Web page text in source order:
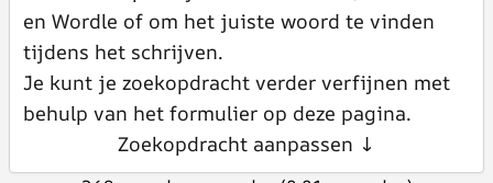
en Wordle of om het juiste woord te vinden
tijdens het schrijven.
Je kunt je zoekopdracht verder verfijnen met
behulp van het formulier op deze pagina.
Zoekopdracht aanpassen ↓